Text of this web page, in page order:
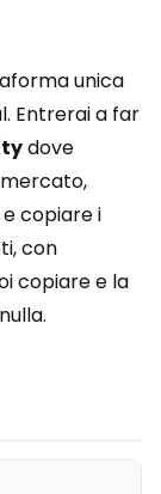
unica
Entrerai a far
dove
copiare i
con
copiare e la